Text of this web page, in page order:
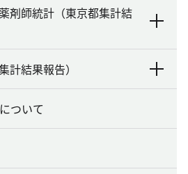
剤師統計（東京都集計結
計結果報告）
ついて